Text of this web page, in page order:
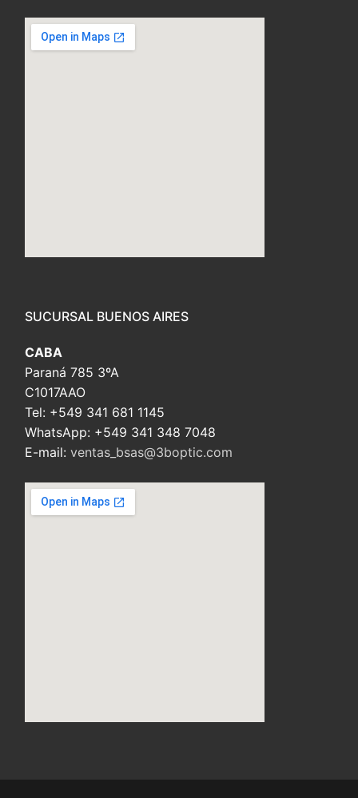
SUCURSAL BUENOS AIRES
CABA
Paraná 785 3ºA
C1017AAO
Tel: +549 341 681 1145
WhatsApp: +549 341 348 7048
E-mail: ventas_bsas@3boptic.com